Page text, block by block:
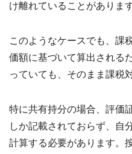
け離れていることがあります
このようなケースでも、課
価額に基づいて算出される
っていても、そのまま課税
特に共有持分の場合、評価
しか記載されておらず、自
計算する必要があります。